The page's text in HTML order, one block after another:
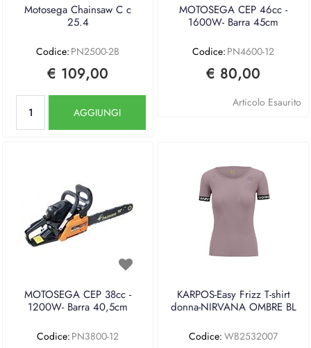
Motosega Chainsaw C c
25.4
Codice: PN2500-2B
€ 109,00
AGGIUNGI
MOTOSEGA CEP 46cc -
1600W- Barra 45cm
Codice: PN4600-12
€ 80,00
Articolo Esaurito
MOTOSEGA CEP 38cc -
1200W- Barra 40,5cm
Codice: PN3800-12
KARPOS-Easy Frizz T-shirt
donna-NIRVANA OMBRE BL
Codice: WB2532007